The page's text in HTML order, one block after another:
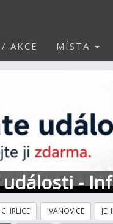
AKCE MÍSTA
-
CHRLICE IVANOVICE